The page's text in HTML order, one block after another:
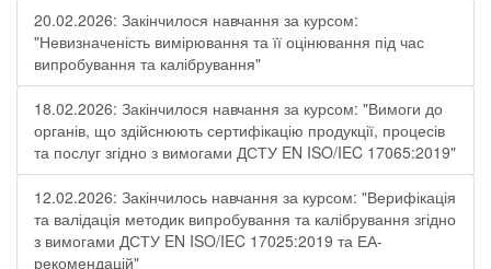
20.02.2026: Закінчилося навчання за курсом:
"Невизначеність вимірювання та її оцінювання під час
випробування та калібрування"
18.02.2026: Закінчилося навчання за курсом: "Вимоги до
органів, що здійснюють сертифікацію продукції, процесів
та послуг згідно з вимогами ДСТУ EN ISO/IEC 17065:2019"
12.02.2026: Закінчилось навчання за курсом: "Верифікація
та валідація методик випробування та калібрування згідно
з вимогами ДСТУ EN ISO/IEC 17025:2019 та ЕА-
рекомендацій"